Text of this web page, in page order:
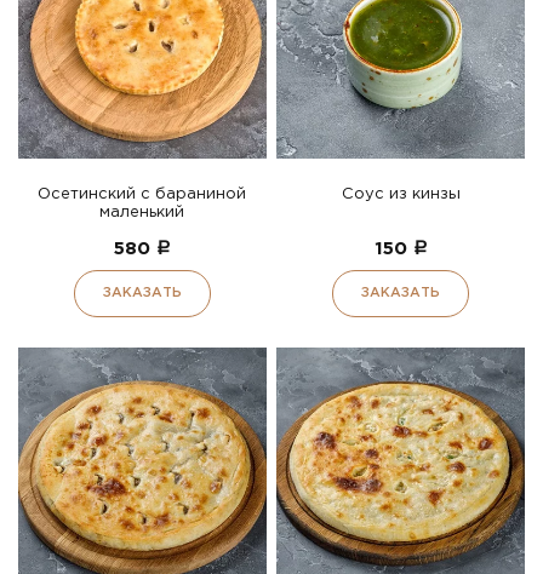
Осетинский с бараниной
маленький
580 a
ЗАКАЗАТЬ
Соус из кинзы
150 a
ЗАКАЗАТЬ